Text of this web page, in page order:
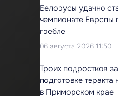
Белорусы удачно
чемпионате Европы
гребле
06 августа 2026 11:50
Троих подростков
подготовке
в Приморском крае